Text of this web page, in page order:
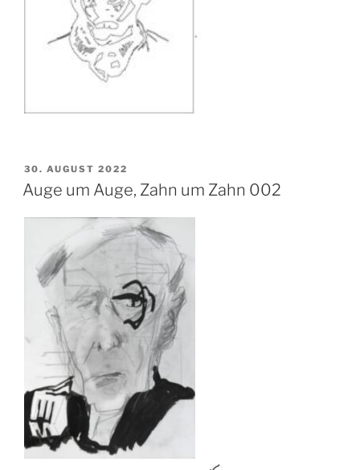
VERÖFFENTLICHT
AM
30. AUGUST 2022
Auge um Auge, Zahn um Zahn 002